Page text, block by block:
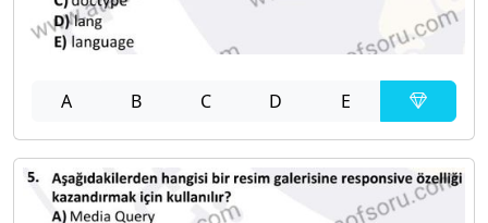
A B C D E